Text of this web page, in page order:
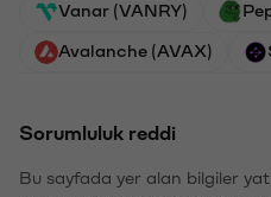
Vanar (VANRY)
Avalanche (AVAX)
Sorumluluk reddi
Bu sayfada yer alan bilgiler